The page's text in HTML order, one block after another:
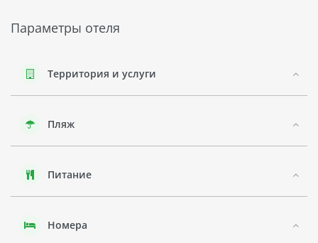
SPA есть спа-салон с бассейном и различными
процедурами.
детский бассейн. Взрослые же могут наслаждаться
необходимое для комфортного проживания:
номера, люксы и виллы с отдельным бассейном.
Бодрум, где расположен отель, является одним из самых
популярных курортов в стране.
Параметры отеля
Территория и услуги
Пляж
Питание
Номера